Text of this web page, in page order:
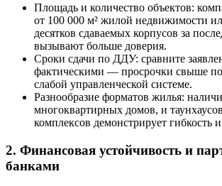
Площадь и количество объектов:
от 100 000 м² жилой недвижимости
десятков сдаваемых корпусов за
вызывают больше доверия.
Сроки сдачи по ДДУ: сравните
фактическими — просрочки свыше
слабой управленческой системе.
Разнообразие форматов жилья:
многоквартирных домов, и
комплексов демонстрирует гибкость
2. Финансовая устойчивость и
банками